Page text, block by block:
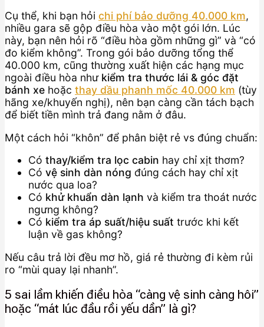
Cụ thể, khi bạn hỏi chi phí bảo dưỡng 40.000 km,
nhiều gara sẽ gộp điều hòa vào một gói lớn. Lúc
này, bạn nên hỏi rõ “điều hòa gồm những gì” và “có
đo kiểm không”. Trong gói bảo dưỡng tổng thể
40.000 km, cũng thường xuất hiện các hạng mục
ngoài điều hòa như kiểm tra thước lái & góc đặt
bánh xe hoặc thay dầu phanh mốc 40.000 km (tùy
hãng xe/khuyến nghị), nên bạn càng cần tách bạch
để biết tiền mình trả đang nằm ở đâu.
Một cách hỏi “khôn” để phân biệt rẻ vs đúng chuẩn:
Có thay/kiểm tra lọc cabin hay chỉ xịt thơm?
Có vệ sinh dàn nóng đúng cách hay chỉ xịt
nước qua loa?
Có khử khuẩn dàn lạnh và kiểm tra thoát nước
ngưng không?
Có kiểm tra áp suất/hiệu suất trước khi kết
luận về gas không?
Nếu câu trả lời đều mơ hồ, giá rẻ thường đi kèm rủi
ro “mùi quay lại nhanh”.
5 sai lầm khiến điều hòa “càng vệ sinh càng hôi”
hoặc “mát lúc đầu rồi yếu dần” là gì?